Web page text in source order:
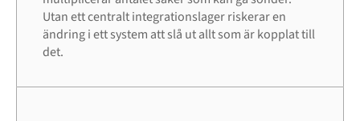
Utan ett centralt integrationslager riskerar en
ändring i ett system att slå ut allt som är kopplat till
det.